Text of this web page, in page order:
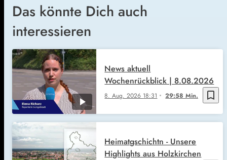
Das könnte Dich auch
interessieren
bookmark_border
8. Aug. 2026 18:31 29:58 Min.
News aktuell
Wochenrückblick | 8.08.2026
Heimatgschichtn - Unsere
Highlights aus Holzkirchen